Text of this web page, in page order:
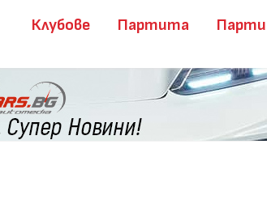
Клубове Партита